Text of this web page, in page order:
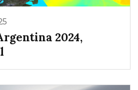
2024,